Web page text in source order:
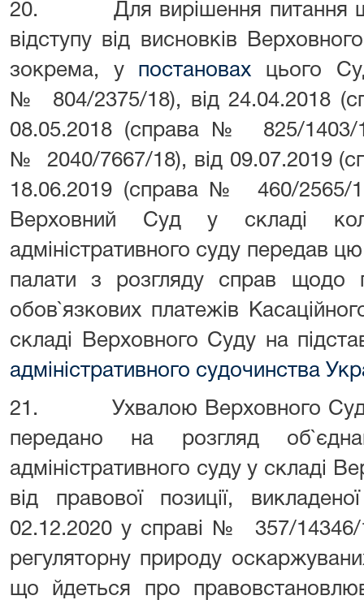
20. Для вирішення питання
відступу від висновків
зокрема, у постановах цього
№ 804/2375/18), від 24.04.2018
08.05.2018 (справа № 825/1403/
№ 2040/7667/18), від 09.07.2019
18.06.2019 (справа № 460/2565/
Верховний Суд у складі
адміністративного суду передав
палати з розгляду справ щодо
обов`язкових платежів
складі Верховного Суду на
адміністративного судочинства
21. Ухвалою Верховного Суду
передано на розгляд
адміністративного суду у складі
від правової позиції,
02.12.2020 у справі № 357/14346/
регуляторну природу
що йдеться про